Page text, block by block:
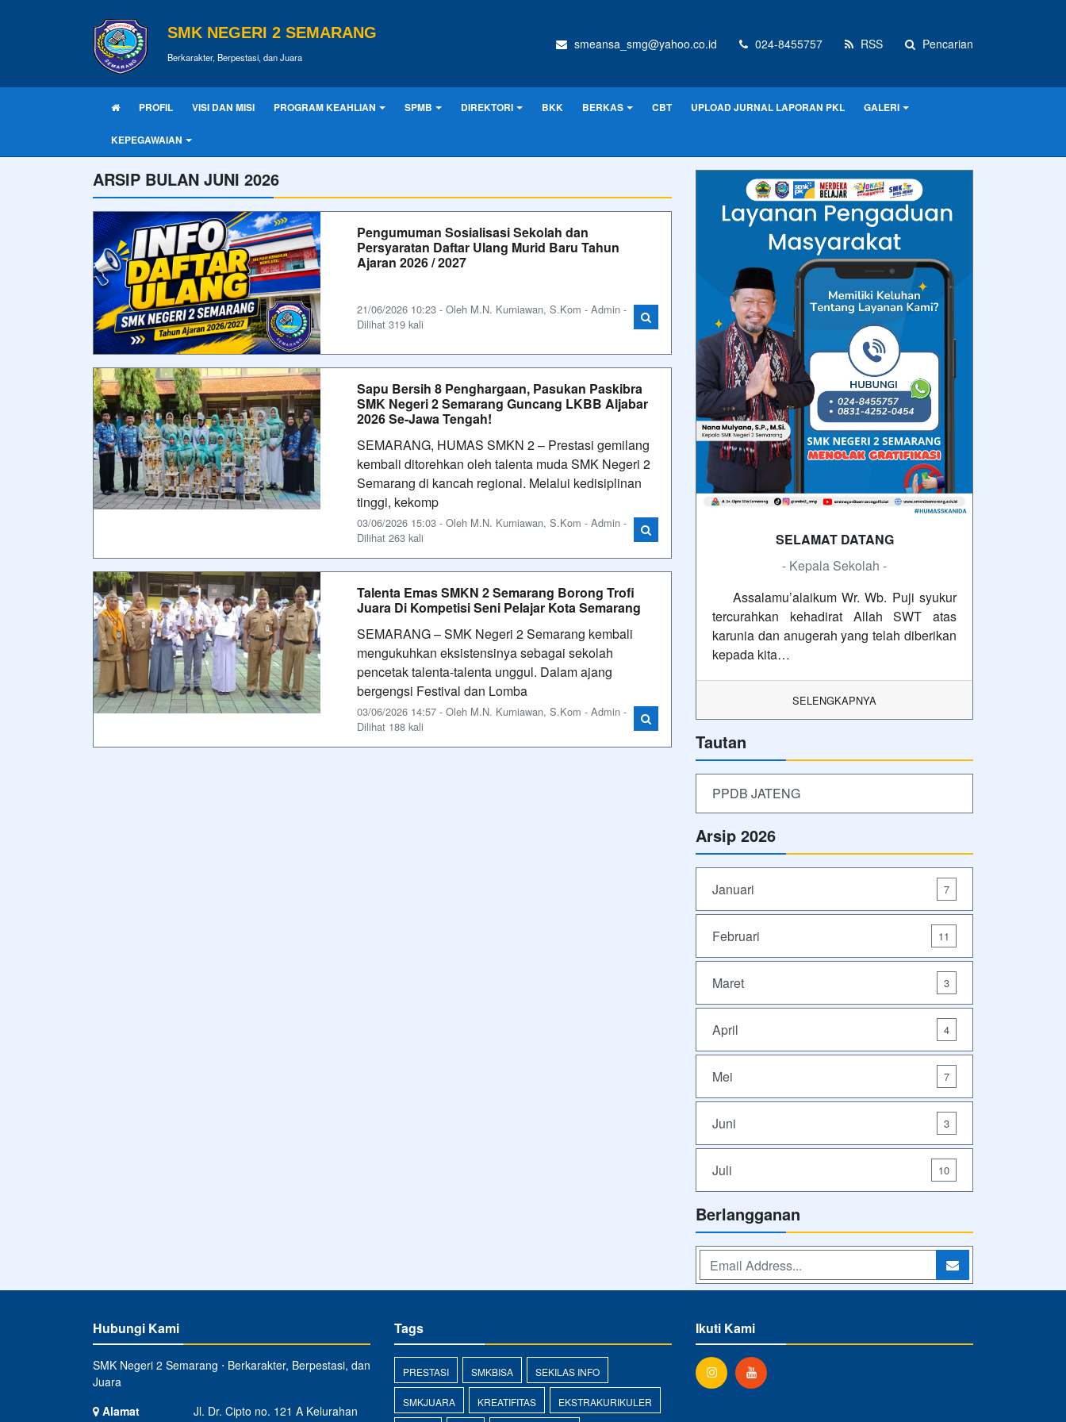
SMK NEGERI 2 SEMARANG
Berkarakter, Berpestasi, dan Juara
smeansa_smg@yahoo.co.id 024-8455757 RSS Pencarian
PROFIL VISI DAN MISI PROGRAM KEAHLIAN SPMB DIREKTORI BKK BERKAS CBT UPLOAD JURNAL LAPORAN PKL GALERI
KEPEGAWAIAN
ARSIP BULAN JUNI 2026
Pengumuman Sosialisasi Sekolah dan
Persyaratan Daftar Ulang Murid Baru Tahun
Ajaran 2026 / 2027
21/06/2026 10:23 - Oleh M.N. Kurniawan, S.Kom - Admin -
Dilihat 319 kali
Sapu Bersih 8 Penghargaan, Pasukan Paskibra
SMK Negeri 2 Semarang Guncang LKBB Aljabar
2026 Se-Jawa Tengah!
SEMARANG, HUMAS SMKN 2 – Prestasi gemilang
kembali ditorehkan oleh talenta muda SMK Negeri 2
Semarang di kancah regional. Melalui kedisiplinan
tinggi, kekomp
03/06/2026 15:03 - Oleh M.N. Kurniawan, S.Kom - Admin -
Dilihat 263 kali
Talenta Emas SMKN 2 Semarang Borong Trofi
Juara Di Kompetisi Seni Pelajar Kota Semarang
SEMARANG – SMK Negeri 2 Semarang kembali
mengukuhkan eksistensinya sebagai sekolah
pencetak talenta-talenta unggul. Dalam ajang
bergengsi Festival dan Lomba
03/06/2026 14:57 - Oleh M.N. Kurniawan, S.Kom - Admin -
Dilihat 188 kali
SELAMAT DATANG
- Kepala Sekolah -
Assalamu’alaikum Wr. Wb. Puji syukur
tercurahkan kehadirat Allah SWT atas
karunia dan anugerah yang telah diberikan
kepada kita…
SELENGKAPNYA
Tautan
PPDB JATENG
Arsip 2026
Januari 7
Februari 11
Maret 3
April 4
Mei 7
Juni 3
Juli 10
Berlangganan
Hubungi Kami
SMK Negeri 2 Semarang ⋅ Berkarakter, Berpestasi, dan
Juara
Alamat
Jl. Dr. Cipto no. 121 A Kelurahan
Tags
PRESTASI SMKBISA SEKILAS INFO
SMKJUARA KREATIFITAS EKSTRAKURIKULER
Ikuti Kami